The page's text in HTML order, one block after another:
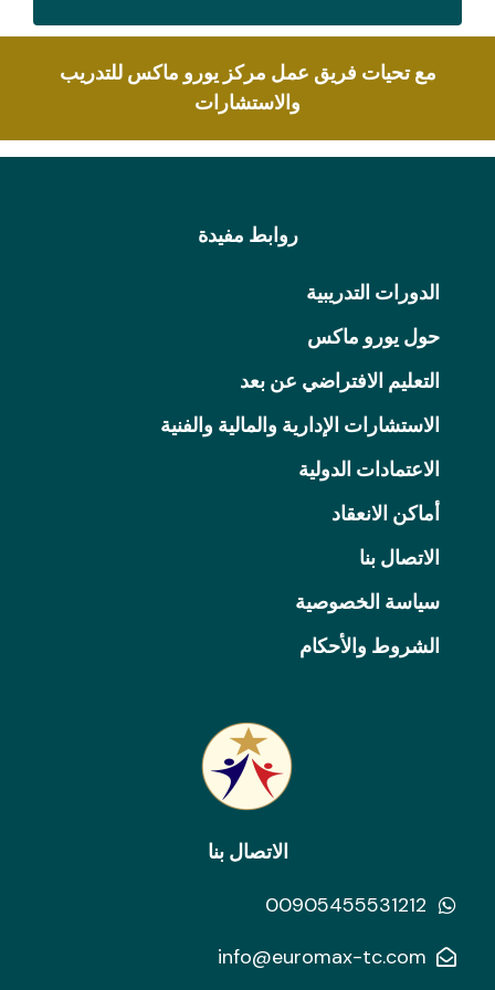
مع تحيات فريق عمل مركز يورو ماكس للتدريب
والاستشارات
روابط مفيدة
الدورات التدريبية
حول يورو ماكس
التعليم الافتراضي عن بعد
الاستشارات الإدارية والمالية والفنية
الاعتمادات الدولية
أماكن الانعقاد
الاتصال بنا
سياسة الخصوصية
الشروط والأحكام
الاتصال بنا
00905455531212
info@euromax-tc.com